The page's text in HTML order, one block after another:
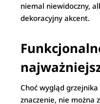
niemal niewidoczny,
dekoracyjny akcent.
Choć wygląd
znaczenie, nie można